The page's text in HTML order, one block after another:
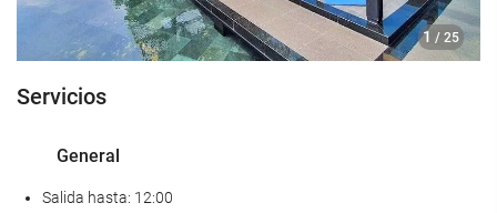
1 / 25
Servicios
General
Salida hasta: 12:00